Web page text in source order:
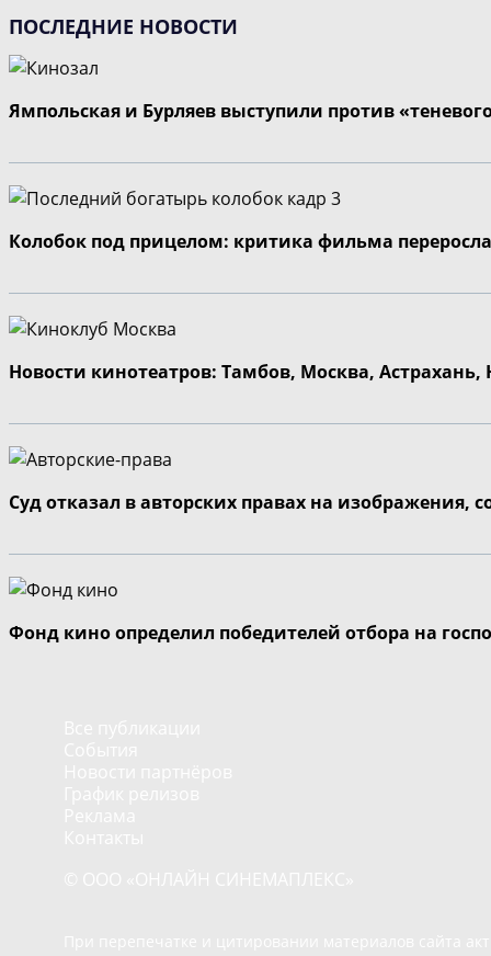
ПОСЛЕДНИЕ НОВОСТИ
Ямпольская и Бурляев выступили против
Колобок под прицелом: критика фильма
Новости кинотеатров: Тамбов, Москва,
Суд отказал в авторских правах на изображения,
Фонд кино определил победителей отбора на